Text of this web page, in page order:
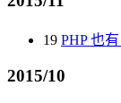
19 PHP 也
2015/10